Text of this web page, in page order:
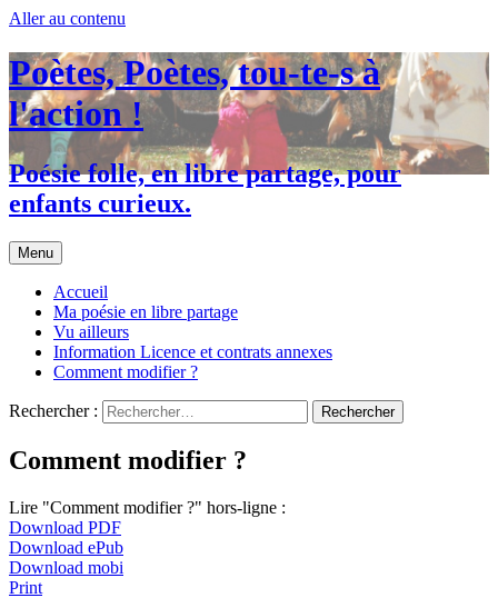
Aller au contenu
Poètes, Poètes, tou-te-s à
l'action !
Poésie folle, en libre partage, pour
enfants curieux.
Menu
Accueil
Ma poésie en libre partage
Vu ailleurs
Information Licence et contrats annexes
Comment modifier ?
Rechercher :
Comment modifier ?
Lire "Comment modifier ?" hors-ligne :
Download PDF
Download ePub
Download mobi
Print